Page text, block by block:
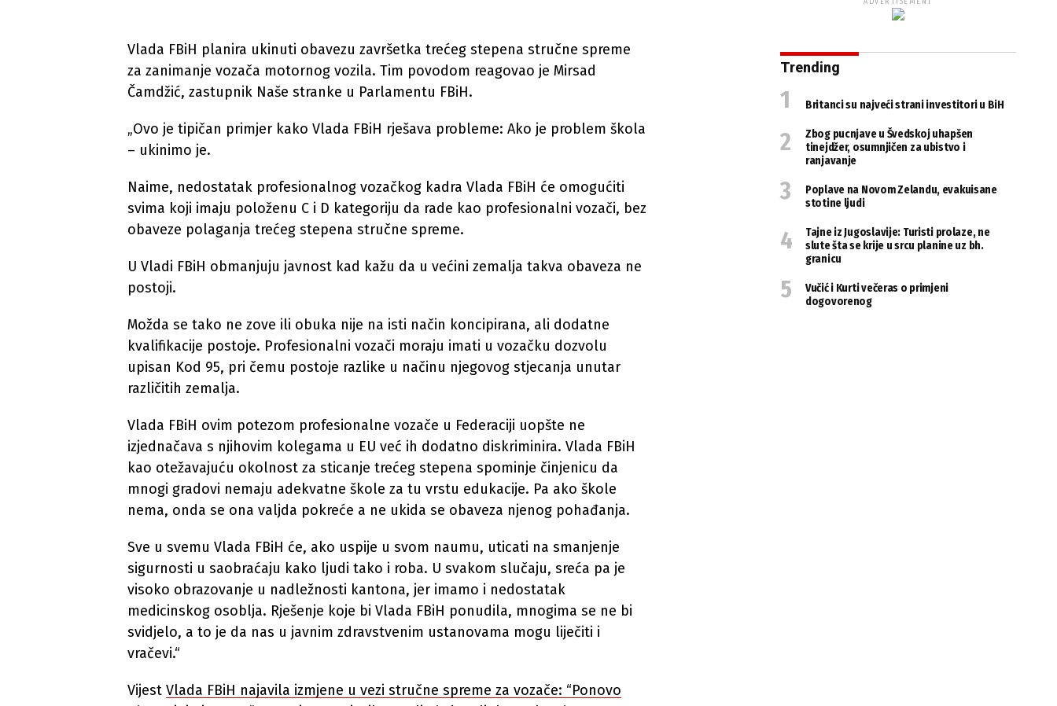
Vlada FBiH planira ukinuti obavezu završetka trećeg stepena stručne spreme
za zanimanje vozača motornog vozila. Tim povodom reagovao je Mirsad
Čamdžić, zastupnik Naše stranke u Parlamentu FBiH.
„Ovo je tipičan primjer kako Vlada FBiH rješava probleme: Ako je problem škola
– ukinimo je.
Naime, nedostatak profesionalnog vozačkog kadra Vlada FBiH će omogućiti
svima koji imaju položenu C i D kategoriju da rade kao profesionalni vozači, bez
obaveze polaganja trećeg stepena stručne spreme.
U Vladi FBiH obmanjuju javnost kad kažu da u većini zemalja takva obaveza ne
postoji.
Možda se tako ne zove ili obuka nije na isti način koncipirana, ali dodatne
kvalifikacije postoje. Profesionalni vozači moraju imati u vozačku dozvolu
upisan Kod 95, pri čemu postoje razlike u načinu njegovog stjecanja unutar
različitih zemalja.
Vlada FBiH ovim potezom profesionalne vozače u Federaciji uopšte ne
izjednačava s njihovim kolegama u EU već ih dodatno diskriminira. Vlada FBiH
kao otežavajuću okolnost za sticanje trećeg stepena spominje činjenicu da
mnogi gradovi nemaju adekvatne škole za tu vrstu edukacije. Pa ako škole
nema, onda se ona valjda pokreće a ne ukida se obaveza njenog pohađanja.
Sve u svemu Vlada FBiH će, ako uspije u svom naumu, uticati na smanjenje
sigurnosti u saobraćaju kako ljudi tako i roba. U svakom slučaju, sreća pa je
visoko obrazovanje u nadležnosti kantona, jer imamo i nedostatak
medicinskog osoblja. Rješenje koje bi Vlada FBiH ponudila, mnogima se ne bi
svidjelo, a to je da nas u javnim zdravstvenim ustanovama mogu liječiti i
vračevi.“
Vijest Vlada FBiH najavila izmjene u vezi stručne spreme za vozače: “Ponovo
Trending
Britanci su najveći strani investitori u BiH
Zbog pucnjave u Švedskoj uhapšen
tinejdžer, osumnjičen za ubistvo i
ranjavanje
Poplave na Novom Zelandu, evakuisane
stotine ljudi
Tajne iz Jugoslavije: Turisti prolaze, ne
slute šta se krije u srcu planine uz bh.
granicu
Vučić i Kurti večeras o primjeni
dogovorenog